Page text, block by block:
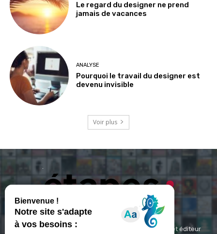
Le regard du designer ne prend
jamais de vacances
ANALYSE
Pourquoi le travail du designer est
devenu invisible
Voir plus
ETAPES : Magazine Média de référence depuis 1994 et éditeur